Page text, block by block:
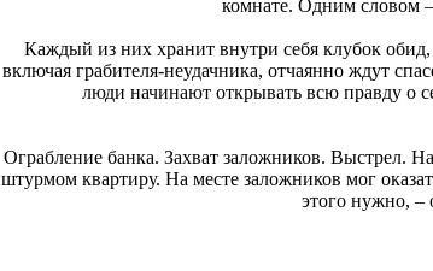
комнате. Одним словом
Каждый из них хранит внутри себя клубок
включая грабителя-неудачника, отчаянно ждут
люди начинают открывать всю правду о
Ограбление банка. Захват заложников. Выстрел.
штурмом квартиру. На месте заложников мог
этого нужно, –